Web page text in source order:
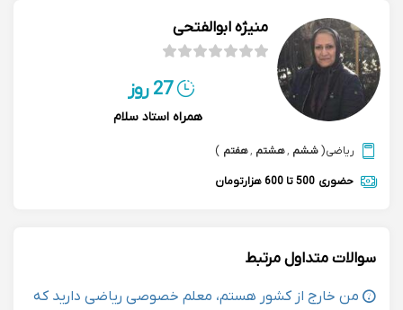
منیژه ابوالفتحی
27 روز
همراه استاد سلام
ریاضی(ششم ,هشتم ,هفتم )
حضوری 500 تا 600 هزارتومان
سوالات متداول مرتبط
من خارج از کشور هستم، معلم خصوصی ریاضی دارید که